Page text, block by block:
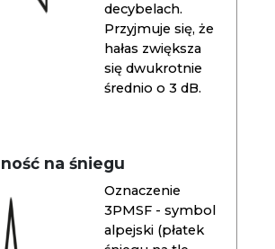
decybelach.
Przyjmuje się, że
hałas zwiększa
się dwukrotnie
średnio o 3 dB.
na śniegu
Oznaczenie
3PMSF - symbol
alpejski (płatek